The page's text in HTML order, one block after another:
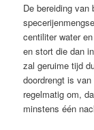
De bereiding
centiliter water
en stort die dan
zal geruime tijd
doordrengt is
regelmatig om,
minstens één